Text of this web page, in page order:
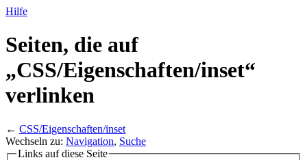
Hilfe
Seiten, die auf
„CSS/Eigenschaften/inset“
verlinken
← CSS/Eigenschaften/inset
Wechseln zu: Navigation, Suche
Links auf diese Seite